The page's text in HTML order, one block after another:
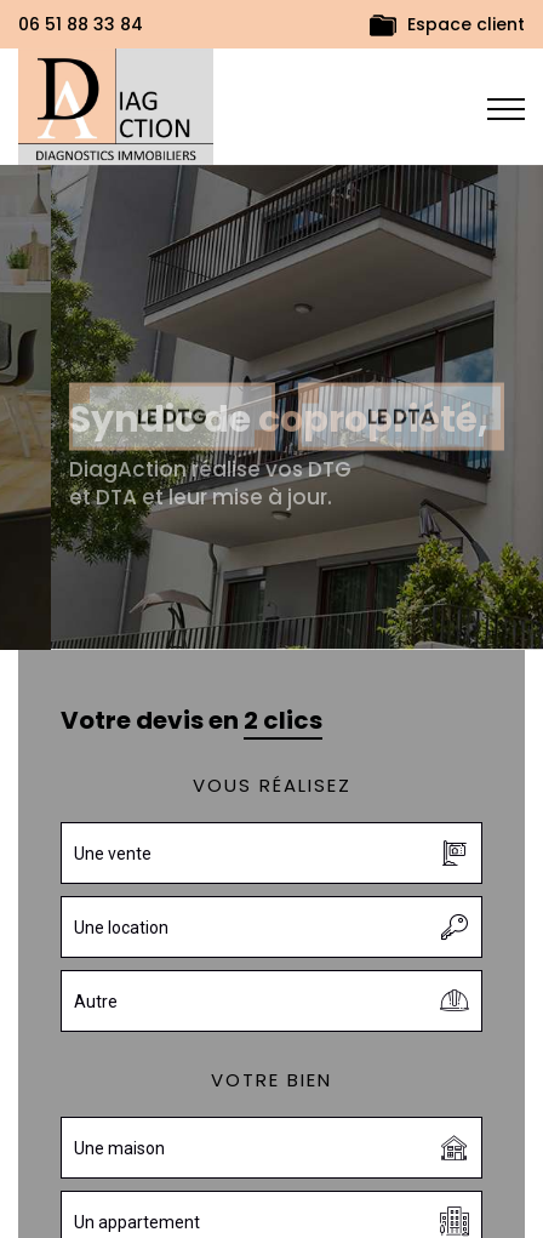
06 51 88 33 84 Espace client
Syndicdecopropriété,
DiagAction réalise vos DTG
et DTA et leur mise à jour.
LE DTG LE DTA
Votre devis en 2 clics
VOUS RÉALISEZ
Une vente
Une location
Autre
VOTRE BIEN
Une maison
Un appartement